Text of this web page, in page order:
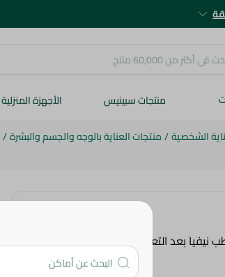
منتجات سبينيس الأجهزة المنزلية
الشخصية/منتجات العناية بالوجه والجسم والبشرة/